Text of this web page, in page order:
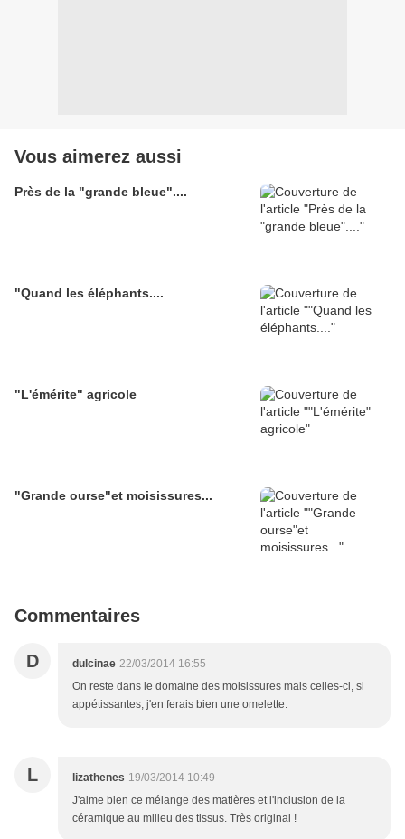
Vous aimerez aussi
Près de la "grande bleue"....
"Quand les éléphants....
"L'émérite" agricole
"Grande ourse"et moisissures...
Commentaires
D dulcinae 22/03/2014 16:55
On reste dans le domaine des moisissures mais celles-ci, si
appétissantes, j'en ferais bien une omelette.
L lizathenes 19/03/2014 10:49
J'aime bien ce mélange des matières et l'inclusion de la
céramique au milieu des tissus. Très original !